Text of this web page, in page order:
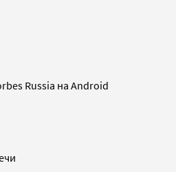
Russia на Android